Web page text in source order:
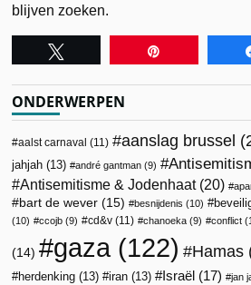
blijven zoeken.
ONDERWERPEN
aalst carnaval (11) aanslag brussel
jahjah (13) andré gantman (9)
Antisemitisme & Jodenhaat(20)
bart de wever (15) besnijdenis (10)
(10)
ccojb (9) cd&v (11) chanoeka (9) conflict
(14) gaza (122) Hamas
herdenking (13) iran (13) Israël (17) jan